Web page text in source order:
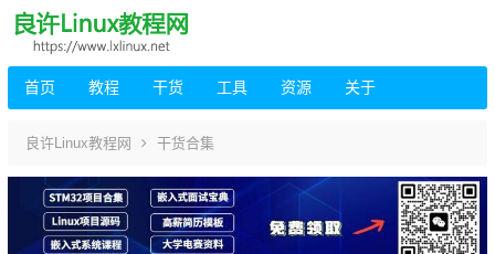
首页 教程 干货 工具 资源 关于
良许Linux教程网 干货合集